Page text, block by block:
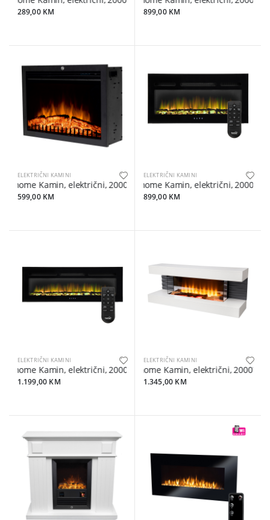
289,00 KM 899,00 KM
ELEKTRIČNI KAMINI
home Kamin, električni, 2000W, daljinski upravljač - FKKI 03
599,00 KM
ELEKTRIČNI KAMINI
home Kamin, električni, 2000W,
899,00 KM
ELEKTRIČNI KAMINI
home Kamin, električni, 2000W, daljinski upravljač - FKKI 06
1.199,00 KM
ELEKTRIČNI KAMINI
home Kamin, električni, 2000W,
1.345,00 KM